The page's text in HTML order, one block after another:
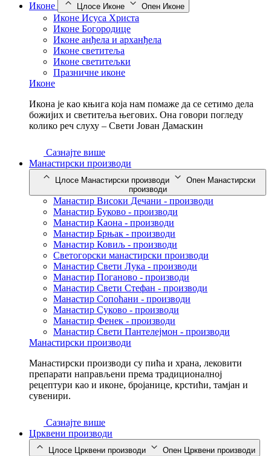
Иконе
Цлосе Иконе Опен Иконе
Иконе Исуса Христа
Иконе Богородице
Иконе анђела и арханђела
Иконе светитеља
Иконе светитељки
Празничне иконе
Иконе
Икона је као књига која нам помаже да се сетимо дела
божијих и светитеља његових. Она говори погледу
колико реч слуху – Свети Јован Дамаскин
Сазнајте више
Манастирски производи
Цлосе Манастирски производи
Опен Манастирски
производи
Манастир Високи Дечани - производи
Манастир Буково - производи
Манастир Каона - производи
Манастир Брњак - производи
Манастир Ковиљ - производи
Светогорски манастирски производи
Манастир Свети Лука - производи
Манастир Поганово - производи
Манастир Свети Стефан - производи
Манастир Сопоћани - производи
Манастир Суково - производи
Манастир Фенек - производи
Манастир Свети Пантелејмон - производи
Манастирски производи
Манастирски производи су пића и храна, лековити
препарати направљени према традиционалној
рецептури као и иконе, бројанице, крстићи, тамјан и
сувенири.
Сазнајте више
Црквени производи
Цлосе Црквени производи Опен Црквени производи